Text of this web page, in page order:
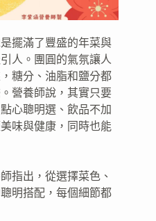
擺滿了豐盛的年菜與
人。團圓的氣氛讓人
糖分、油脂和鹽分都
營養師說，其實只要
心聰明選、飲品不加
味與健康，同時也能
指出，從選擇菜色、
明搭配，每個細節都